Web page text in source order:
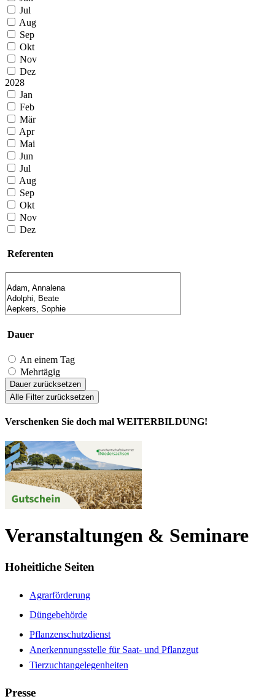
Jul
Aug
Sep
Okt
Nov
Dez
2028
Jan
Feb
Mär
Apr
Mai
Jun
Jul
Aug
Sep
Okt
Nov
Dez
Referenten
Dauer
An einem Tag
Mehrtägig
Dauer zurücksetzen
Alle Filter zurücksetzen
Verschenken Sie doch mal WEITERBILDUNG!
Veranstaltungen & Seminare
Hoheitliche Seiten
Agrarförderung
Düngebehörde
Pflanzenschutzdienst
Anerkennungsstelle für Saat- und Pflanzgut
Tierzuchtangelegenheiten
Presse